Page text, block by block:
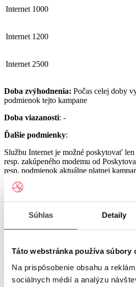
Súhlas Detaily
Táto webstránka používa súbory
Na prispôsobenie obsahu a
sociálnych médií a analýzu
Internet 1000
Internet 1200
Internet 2500
Doba zvýhodnenia: Počas celej doby
podmienok tejto kampane
Doba viazanosti: -
Ďalšie podmienky:
Službu Internet je možné poskytovať
resp. zakúpeného modemu od
resp. podmienok aktuálne platnej
Službu UPC Internet 1000 je možné
podľa platnej Tarify resp. podmienok
Služby UPC Internet 1200 a UPC
GIGA Connect Box 6 od Poskytovateľa
podmienok aktuálne platnej kampane